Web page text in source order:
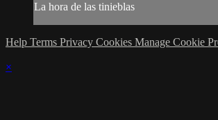
La hora de las tinieblas
Help Terms Privacy Cookies Manage Cookie
×